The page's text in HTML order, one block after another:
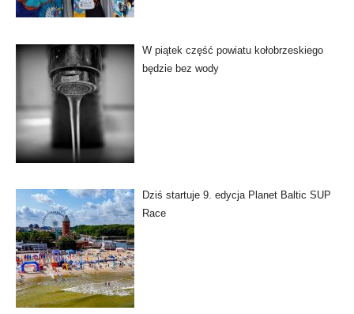
W piątek część powiatu kołobrzeskiego
będzie bez wody
Dziś startuje 9. edycja Planet Baltic SUP
Race